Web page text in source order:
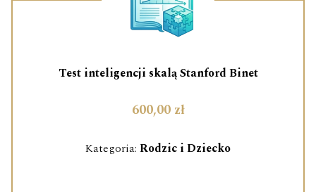
Test inteligencji skalą Stanford Binet
600,00 zł
Kategoria: Rodzic i Dziecko